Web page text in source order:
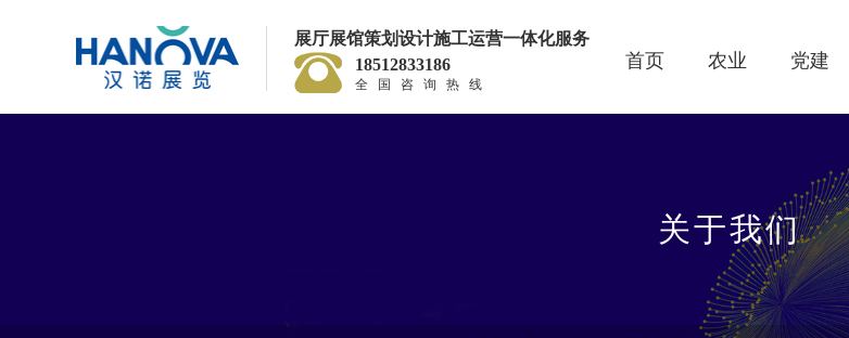
展厅展馆策划设计施工运营一体化服务
18512833186
全国咨询热线
首页 农业 党建
关于我们